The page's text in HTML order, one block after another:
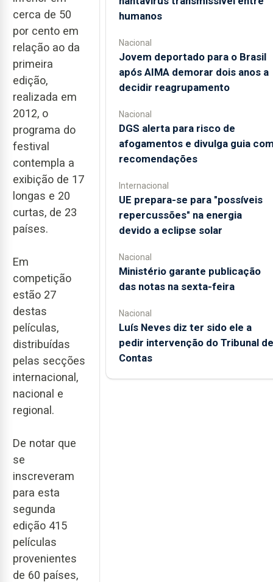
cerca de 50
por cento em
relação ao da
primeira
edição,
realizada em
2012, o
programa do
festival
contempla a
exibição de 17
longas e 20
curtas, de 23
países.
Em
competição
estão 27
destas
películas,
distribuídas
pelas secções
internacional,
nacional e
regional.
De notar que
se
inscreveram
para esta
segunda
edição 415
películas
provenientes
de 60 países,
humanos
Nacional
Jovem deportado para o Brasil
após AIMA demorar dois anos a
decidir reagrupamento
Nacional
DGS alerta para risco de
afogamentos e divulga guia
recomendações
Internacional
UE prepara-se para "possíveis
repercussões" na energia
devido a eclipse solar
Nacional
Ministério garante publicação
das notas na sexta-feira
Nacional
Luís Neves diz ter sido ele a
pedir intervenção do Tribunal de
Contas